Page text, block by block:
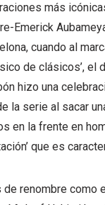
más
Emerick
cuando al
de clásicos’, el
hizo una
la serie al sacar
en la frente en
que es
renombre como